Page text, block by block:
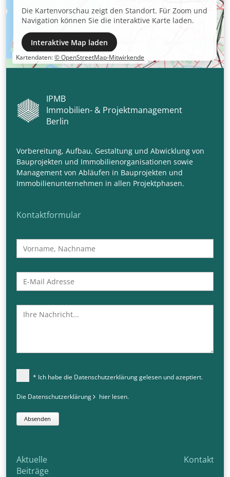
Die Kartenvorschau zeigt den Standort. Für Zoom und
Navigation können Sie die interaktive Karte laden.
Interaktive Map laden
Kartendaten:© OpenStreetMap-Mitwirkende
IPMB
Immobilien- & Projektmanagement
Berlin
Vorbereitung, Aufbau, Gestaltung und Abwicklung von
Bauprojekten und Immobilienorganisationen sowie
Management von Abläufen in Bauprojekten und
Immobilienunternehmen in allen Projektphasen.
Kontaktformular
* Ich habe die Datenschutzerklärung gelesen und azeptiert.
Die Datenschutzerklärung hier lesen.
Absenden
Aktuelle
Beiträge
Kontakt